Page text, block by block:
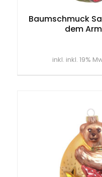
Baumschmuck
dem
inkl. inkl. 19%